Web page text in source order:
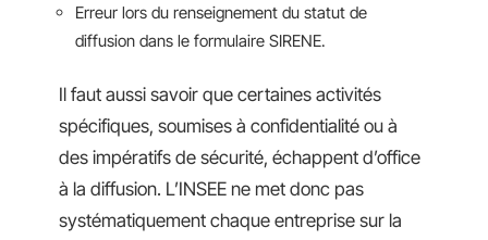
Erreur lors du renseignement du statut de
diffusion dans le formulaire SIRENE.
Il faut aussi savoir que certaines activités
spécifiques, soumises à confidentialité ou à
des impératifs de sécurité, échappent d’office
à la diffusion. L’INSEE ne met donc pas
systématiquement chaque entreprise sur la